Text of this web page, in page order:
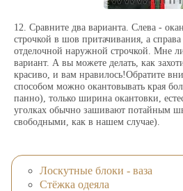
с
12. Сравните два варианта. Слева -
строчкой в шов притачивания, а
отделочной наружной строчкой. Мне
вариант. А вы можете делать, как
красиво, и вам нравилось!Обратите
способом можно окантовывать края
панно), только ширина окантовки,
уголках обычно зашивают потайным
свободными, как в нашем случае).
Лоскутные блоки - ваза
Стёжка одеяла